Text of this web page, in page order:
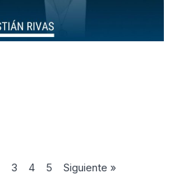
3 4 5 Siguiente »